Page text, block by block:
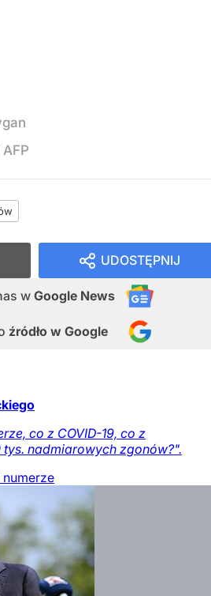
UDOSTĘPNIJ
w Google News
źródło w Google
co z COVID-19, co z
nadmiarowych zgonów?".
numerze